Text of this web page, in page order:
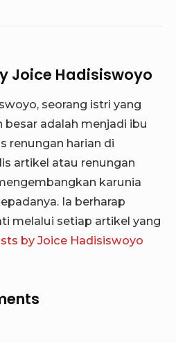
Joice Hadisiswoyo
seorang istri yang
adalah menjadi ibu
renungan harian di
artikel atau renungan
karunia
Ia berharap
melalui setiap artikel yang
by Joice Hadisiswoyo